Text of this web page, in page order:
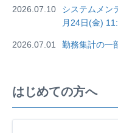
2026.07.10
システムメン
月24日(金)
2026.07.01 勤務集計の一
はじめての方へ